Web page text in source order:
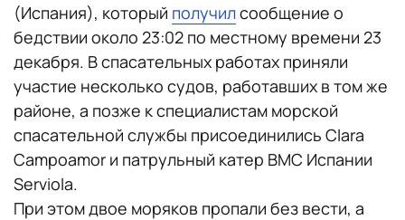
(Испания), который получилсообщение о
бедствии около 23:02 по местному времени 23
декабря. В спасательных работах приняли
участие несколько судов, работавших в том же
районе, а позже к специалистам морской
спасательной службы присоединились Clara
Campoamor и патрульный катер ВМС Испании
Serviola.
При этом двое моряков пропали без вести, а